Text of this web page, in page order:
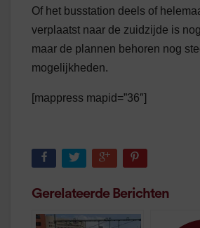
Of het busstation deels of
verplaatst naar de zuidzijde is
maar de plannen behoren nog
mogelijkheden.
[mappress mapid=”36″]
Gerelateerde Berichten